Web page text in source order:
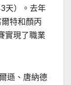
天）。去年
特和顏丙
實現了職業
遜、唐納德